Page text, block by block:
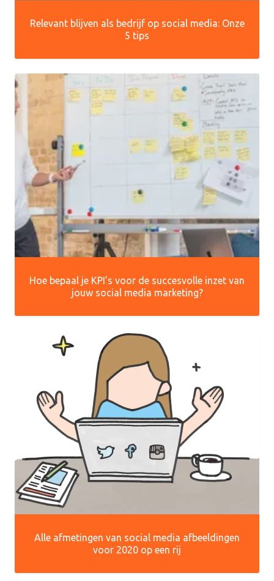
Relevant blijven als bedrijf op social media: Onze
5 tips
Hoe bepaal je KPI’s voor de succesvolle inzet van
jouw social media marketing?
Alle afmetingen van social media afbeeldingen
voor 2020 op een rij